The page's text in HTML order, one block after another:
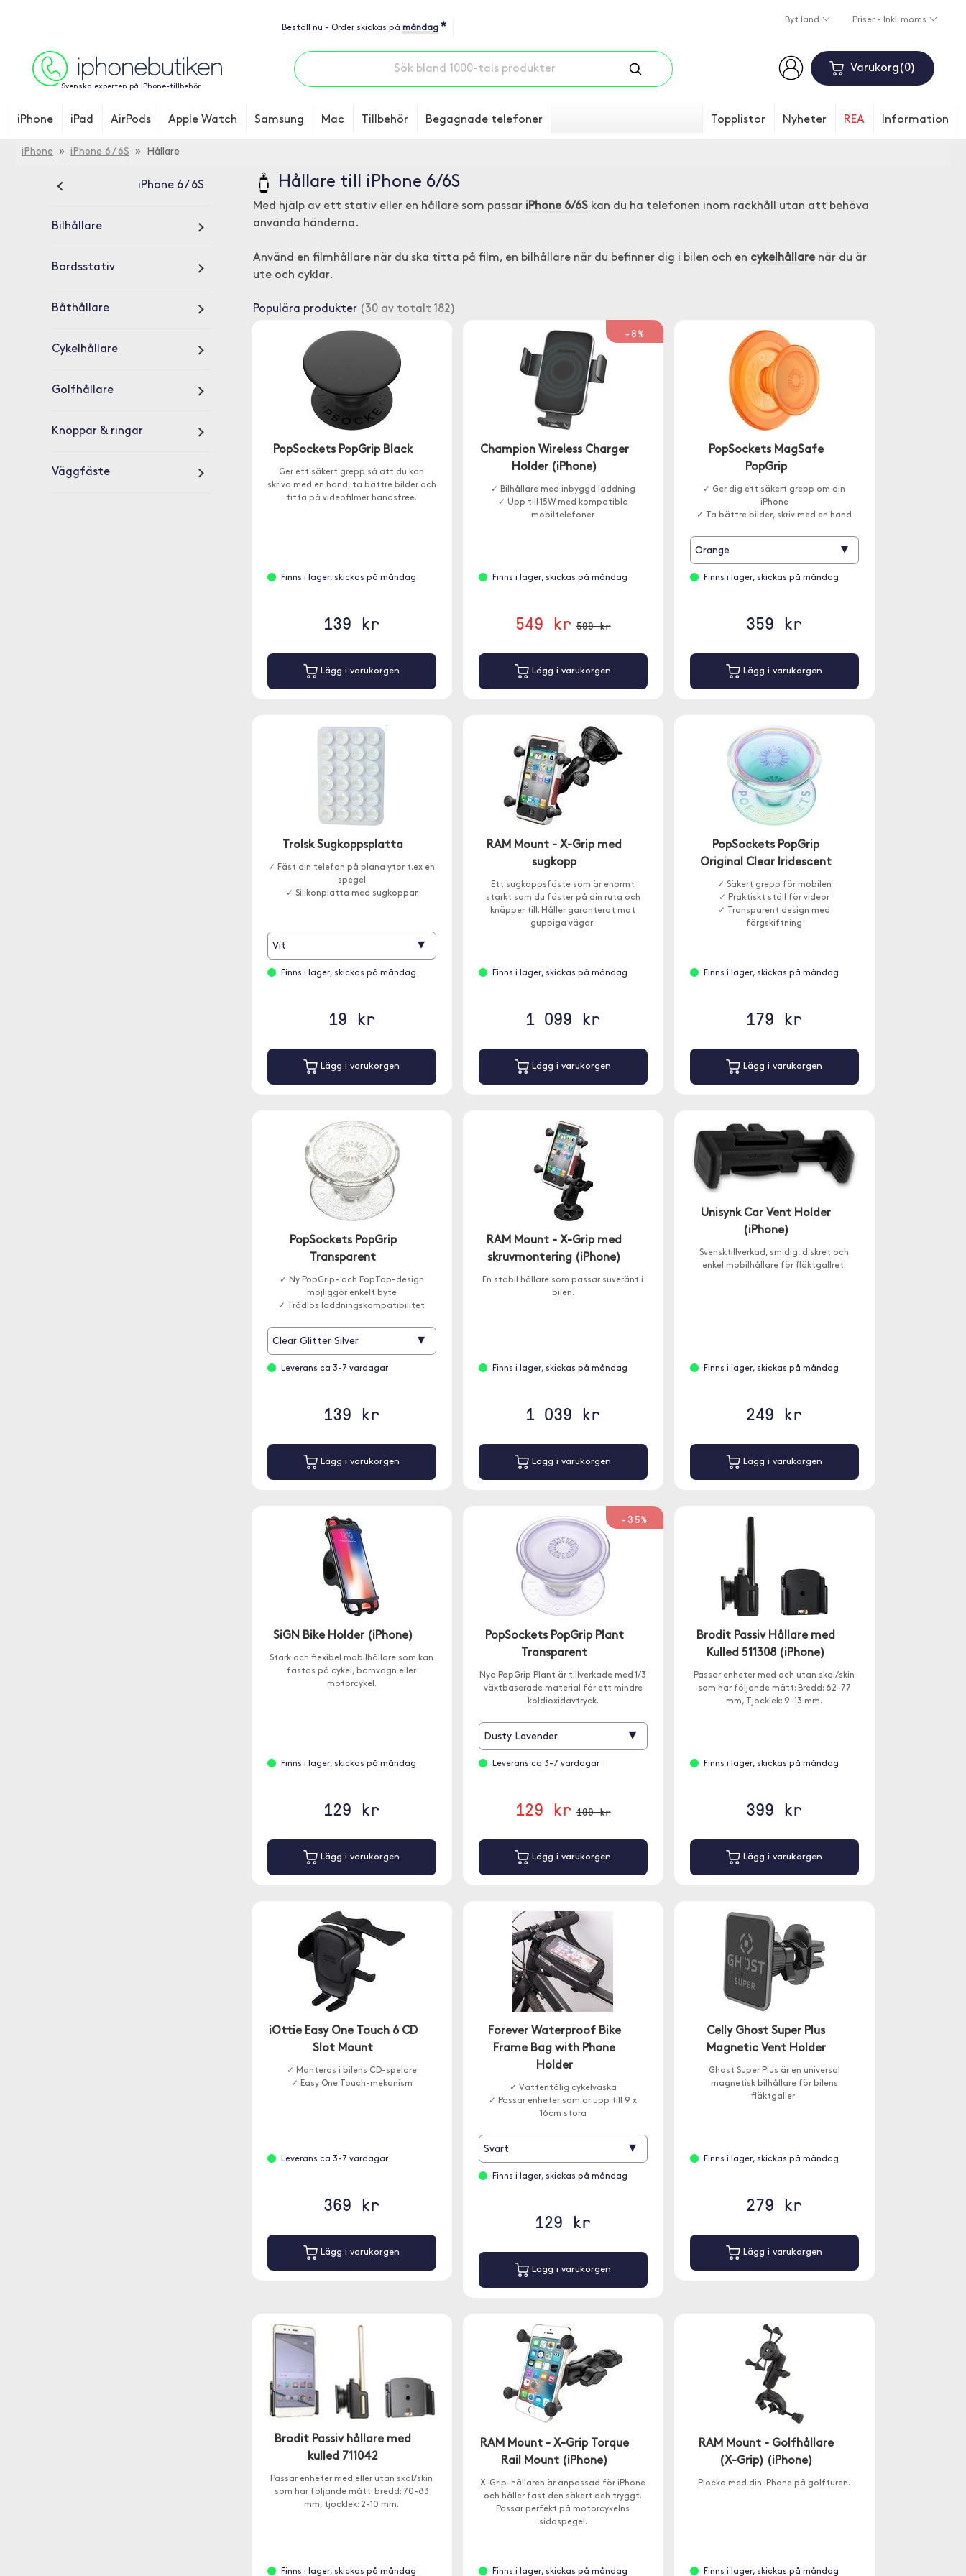
Beställ nu - Order skickas på måndag *
Byt land Priser - Inkl. moms
Svenska experten på iPhone-tillbehör
Varukorg 0
iPhone iPad AirPods Apple Watch Samsung Mac Tillbehör Begagnade telefoner Topplistor Nyheter REA Information
iPhone » iPhone 6 / 6S » Hållare
iPhone 6 / 6S
Bilhållare
Bordsstativ
Båthållare
Cykelhållare
Golfhållare
Knoppar & ringar
Väggfäste
Hållare till iPhone 6/6S
Med hjälp av ett stativ eller en hållare som passar iPhone 6/6S kan du ha telefonen inom räckhåll utan att behöva
använda händerna.
Använd en filmhållare när du ska titta på film, en bilhållare när du befinner dig i bilen och en cykelhållare när du är
ute och cyklar.
Populära produkter (30 av totalt 182)
PopSockets PopGrip Black
Ger ett säkert grepp så att du kan
skriva med en hand, ta bättre bilder och
titta på videofilmer handsfree.
Finns i lager, skickas på måndag
139 kr
Lägg i varukorgen
-8%
Champion Wireless Charger
Holder (iPhone)
✓ Bilhållare med inbyggd laddning
✓ Upp till 15W med kompatibla
mobiltelefoner
Finns i lager, skickas på måndag
549 kr 599 kr
Lägg i varukorgen
PopSockets MagSafe
PopGrip
✓ Ger dig ett säkert grepp om din
iPhone
✓ Ta bättre bilder, skriv med en hand
Orange ▾
Finns i lager, skickas på måndag
359 kr
Lägg i varukorgen
Trolsk Sugkoppsplatta
✓ Fäst din telefon på plana ytor t.ex en
spegel
✓ Silikonplatta med sugkoppar
Vit ▾
Finns i lager, skickas på måndag
19 kr
Lägg i varukorgen
RAM Mount - X-Grip med
sugkopp
Ett sugkoppsfäste som är enormt
starkt som du fäster på din ruta och
knäpper till. Håller garanterat mot
guppiga vägar.
Finns i lager, skickas på måndag
1 099 kr
Lägg i varukorgen
PopSockets PopGrip
Original Clear Iridescent
✓ Säkert grepp för mobilen
✓ Praktiskt ställ för videor
✓ Transparent design med
färgskiftning
Finns i lager, skickas på måndag
179 kr
Lägg i varukorgen
PopSockets PopGrip
Transparent
✓ Ny PopGrip- och PopTop-design
möjliggör enkelt byte
✓ Trådlös laddningskompatibilitet
Clear Glitter Silver ▾
Leverans ca 3-7 vardagar
139 kr
Lägg i varukorgen
RAM Mount - X-Grip med
skruvmontering (iPhone)
En stabil hållare som passar suveränt i
bilen.
Finns i lager, skickas på måndag
1 039 kr
Lägg i varukorgen
Unisynk Car Vent Holder
(iPhone)
Svensktillverkad, smidig, diskret och
enkel mobilhållare för fläktgallret.
Finns i lager, skickas på måndag
249 kr
Lägg i varukorgen
SiGN Bike Holder (iPhone)
Stark och flexibel mobilhållare som kan
fästas på cykel, barnvagn eller
motorcykel.
Finns i lager, skickas på måndag
129 kr
Lägg i varukorgen
-35%
PopSockets PopGrip Plant
Transparent
Nya PopGrip Plant är tillverkade med 1/3
växtbaserade material för ett mindre
koldioxidavtryck.
Dusty Lavender ▾
Leverans ca 3-7 vardagar
129 kr 199 kr
Lägg i varukorgen
Brodit Passiv Hållare med
Kulled 511308 (iPhone)
Passar enheter med och utan skal/skin
som har följande mått: Bredd: 62-77
mm, Tjocklek: 9-13 mm.
Finns i lager, skickas på måndag
399 kr
Lägg i varukorgen
iOttie Easy One Touch 6 CD
Slot Mount
✓ Monteras i bilens CD-spelare
✓ Easy One Touch-mekanism
Leverans ca 3-7 vardagar
369 kr
Lägg i varukorgen
Forever Waterproof Bike
Frame Bag with Phone
Holder
✓ Vattentålig cykelväska
✓ Passar enheter som är upp till 9 x
16cm stora
Svart ▾
Finns i lager, skickas på måndag
129 kr
Lägg i varukorgen
Celly Ghost Super Plus
Magnetic Vent Holder
Ghost Super Plus är en universal
magnetisk bilhållare för bilens
fläktgaller.
Finns i lager, skickas på måndag
279 kr
Lägg i varukorgen
Brodit Passiv hållare med
kulled 711042
Passar enheter med eller utan skal/skin
som har följande mått: bredd: 70-83
mm, tjocklek: 2-10 mm.
Finns i lager, skickas på måndag
RAM Mount - X-Grip Torque
Rail Mount (iPhone)
X-Grip-hållaren är anpassad för iPhone
och håller fast den säkert och tryggt.
Passar perfekt på motorcykelns
sidospegel.
Finns i lager, skickas på måndag
RAM Mount - Golfhållare
(X-Grip) (iPhone)
Plocka med din iPhone på golfturen.
Finns i lager, skickas på måndag